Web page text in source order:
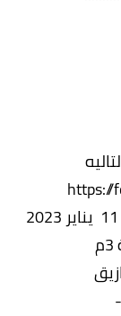
https://
والحضور مباشره يوم الخميس الموافق 11 يناير 2023